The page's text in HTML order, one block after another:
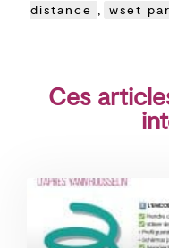
distance , wset
Ces